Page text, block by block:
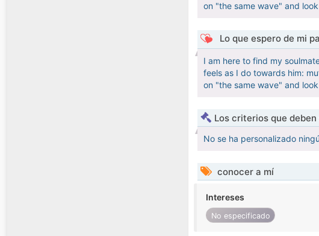
on "the same wave" and
Lo que espero de mi
I am here to find my
feels as I do towards him:
on "the same wave" and
Los criterios que
No se ha personalizado
conocer a mí
Intereses
No especificado